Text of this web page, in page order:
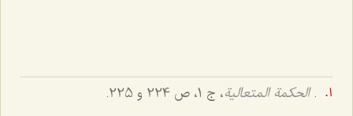
.الحکمة المتعالیة، ج 1، ص 224 و 225.